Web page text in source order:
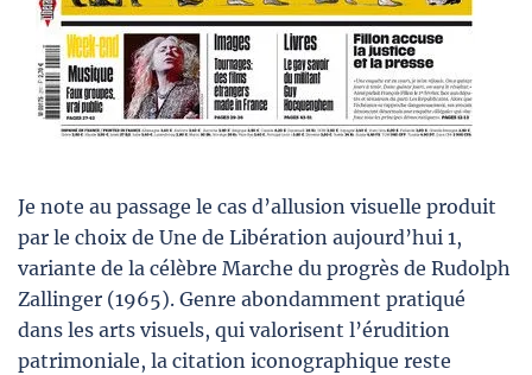
Je note au passage le cas d’allusion visuelle produit
par le choix de Une de Libération aujourd’hui 1,
variante de la célèbre Marche du progrès de Rudolph
Zallinger (1965). Genre abondamment pratiqué
dans les arts visuels, qui valorisent l’érudition
patrimoniale, la citation iconographique reste